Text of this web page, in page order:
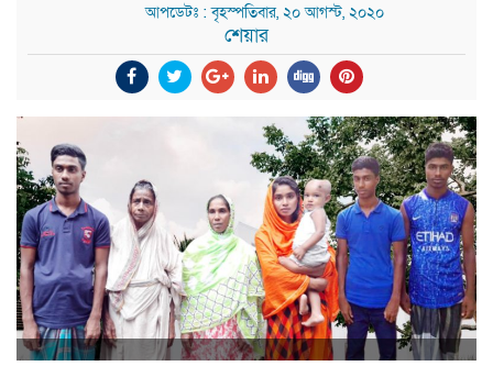
আপডেটঃ : বৃহস্পতিবার, ২০ আগস্ট, ২০২০
শেয়ার